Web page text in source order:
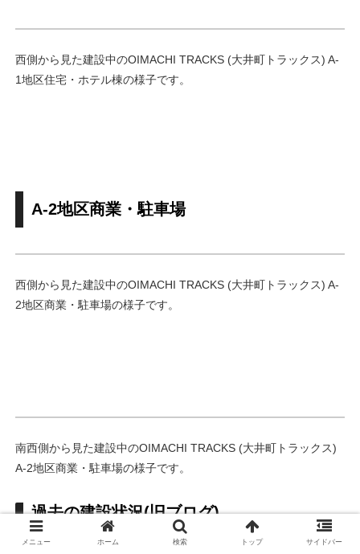
西側から見た建設中のOIMACHI TRACKS (大井町トラックス) A-
1地区住宅・ホテル棟の様子です。
A-2地区商業・駐車場
西側から見た建設中のOIMACHI TRACKS (大井町トラックス) A-
2地区商業・駐車場の様子です。
南西側から見た建設中のOIMACHI TRACKS (大井町トラックス)
A-2地区商業・駐車場の様子です。
過去の建設状況(旧ブログ)
メニュー ホーム 検索 トップ サイドバー